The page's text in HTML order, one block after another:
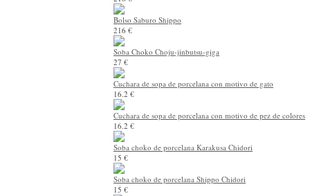
Bolso Saburo Shippo
216 €
Soba Choko Choju-jinbutsu-giga
27 €
Cuchara de sopa de porcelana con motivo de gato
16.2 €
Cuchara de sopa de porcelana con motivo de pez de colores
16.2 €
Soba choko de porcelana Karakusa Chidori
15 €
Soba choko de porcelana Shippo Chidori
15 €